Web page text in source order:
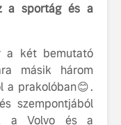
a sportág és a
a két bemutató
másik három
a prakolóban😊.
szempontjából
a Volvo és a